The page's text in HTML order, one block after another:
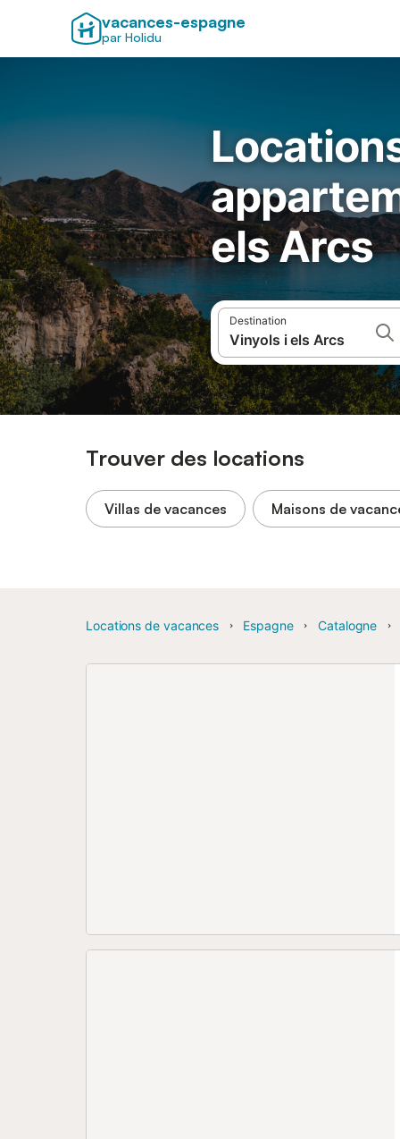
vacances-espagne
par Holidu
els Arcs
Destination
Trouver des locations
Villas de vacances Maisons de
Locations de vacances Espagne Catalogne